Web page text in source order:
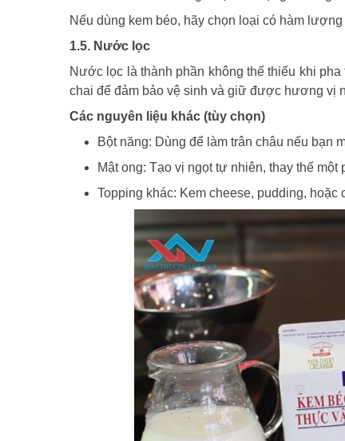
Nếu dùng kem béo, hãy chọn loại có hàm
1.5. Nước lọc
Nước lọc là thành phần không thể thiếu khi
chai để đảm bảo vệ sinh và giữ được hương vị
Các nguyên liệu khác (tùy chọn)
Bột năng: Dùng để làm trân châu nếu bạn
Mật ong: Tạo vị ngọt tự nhiên, thay thế
Topping khác: Kem cheese, pudding,